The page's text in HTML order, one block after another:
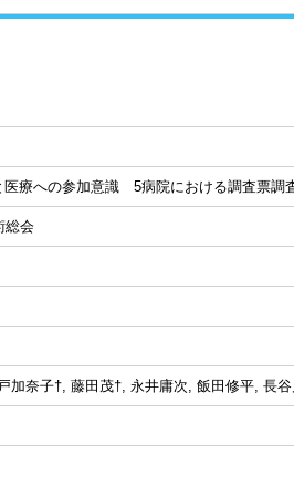
医療への参加意識 5病院における調査票調
総会
奈子†, 藤田茂†, 永井庸次, 飯田修平, 長